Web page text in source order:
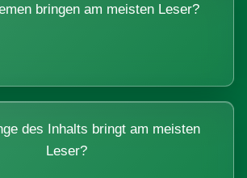
bringen am meisten Leser?
des Inhalts bringt am meisten
Leser?